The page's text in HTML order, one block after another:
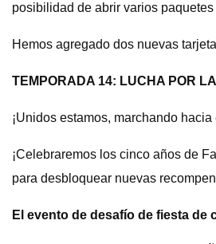
posibilidad de abrir varios
Hemos agregado dos nuevas
TEMPORADA 14: LUCHA POR
¡Unidos estamos, marchando
¡Celebraremos los cinco años de
para desbloquear nuevas
El evento de desafío de fiesta de